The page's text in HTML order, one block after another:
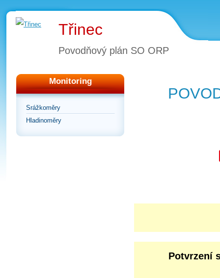
Třinec
Povodňový plán SO ORP
Monitoring
Srážkoměry
Hladinoměry
Potvrzení